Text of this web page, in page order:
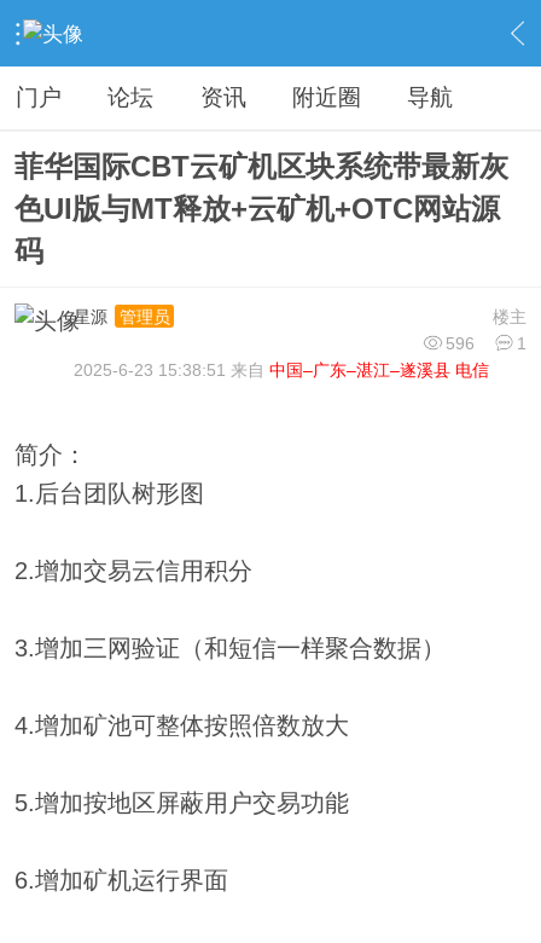
› 分类信息 › 源码模板 › 内容
门户 论坛 资讯 附近圈 导航
菲华国际CBT云矿机区块系统带最新灰
色UI版与MT释放+云矿机+OTC网站源
码
楼主
星源
管理员
596
1
2025-6-23 15:38:51 来自 中国–广东–湛江–遂溪县 电信
简介：
1.后台团队树形图
2.增加交易云信用积分
3.增加三网验证（和短信一样聚合数据）
4.增加矿池可整体按照倍数放大
5.增加按地区屏蔽用户交易功能
6.增加矿机运行界面